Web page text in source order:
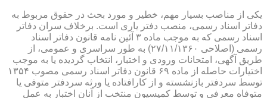
یكی از مناصب بسیار مهم، خطیر و مورد بحث در حقوق مربوط به
دفاتر اسناد رسمی، منصب دفتر یاری است. برخلاف سران دفاتر
اسناد رسمی كه به موجب ماده ۳ آئین نامه قانون دفاتر اسناد
رسمی (اصلاحی ۲۷/۱۱/۱۳۶۰) به طور سراسری و عمومی، از
طریق آگهی، امتحانات ورودی و اختبار، انتخاب گردیده یا به موجب
اختیارات حاصله از ماده ۶۹ قانون دفاتر اسناد رسمی مصوب ۱۳۵۴
توسط سردفتر بازنشسته و از كارافتاده یا ورثه سردفتر متوفی یا
متوفاه معرفی و توسط كمیسیون منتخب از آنان اختبار به عمل